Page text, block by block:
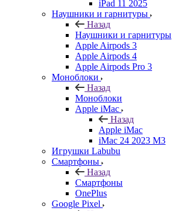
iPad 11 2025
Наушники и гарнитуры
Назад
Наушники и гарнитуры
Apple Airpods 3
Apple Airpods 4
Apple Airpods Pro 3
Моноблоки
Назад
Моноблоки
Apple iMac
Назад
Apple iMac
iMac 24 2023 M3
Игрушки Labubu
Смартфоны
Назад
Смартфоны
OnePlus
Google Pixel